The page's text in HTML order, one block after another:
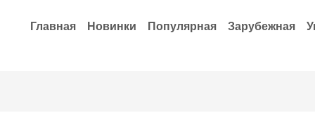
Главная Новинки Популярная Зарубежная